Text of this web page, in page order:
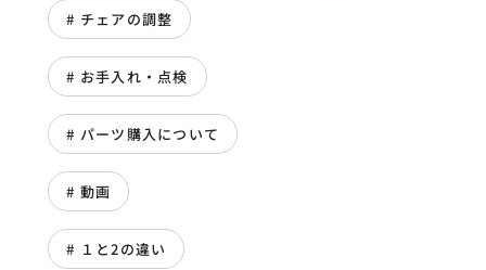
チェアの調整
お手入れ・点検
パーツ購入について
動画
１と2の違い